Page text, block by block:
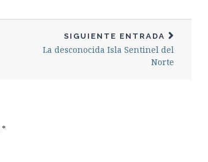
SIGUIENTE ENTRADA
La desconocida Isla Sentinel del
Norte
*